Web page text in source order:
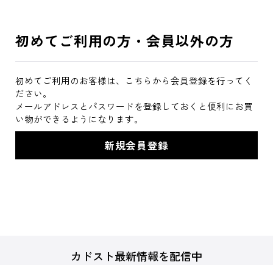
初めてご利用の方・会員以外の方
初めてご利用のお客様は、こちらから会員登録を行ってく
ださい。
メールアドレスとパスワードを登録しておくと便利にお買
い物ができるようになります。
カドスト最新情報を配信中